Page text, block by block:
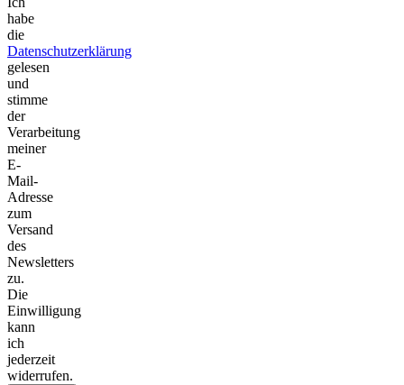
habe
die
Datenschutzerklärung
gelesen
und
stimme
der
Verarbeitung
meiner
E-
Mail-
Adresse
zum
Versand
des
Newsletters
zu.
Die
Einwilligung
kann
ich
jederzeit
widerrufen.